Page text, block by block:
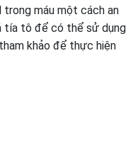
máu một cách an
tía tô để có thể sử dụng
khảo để thực hiện